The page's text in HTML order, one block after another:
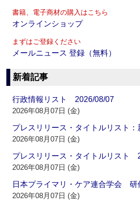
書籍、電子商材の購入はこちら
オンラインショップ
まずはご登録ください
メールニュース 登録（無料）
新着記事
行政情報リスト 2026/08/07
2026年08月07日 (金)
プレスリリース・タイトルリスト
2026年08月07日 (金)
プレスリリース・タイトルリスト
2026年08月07日 (金)
日本プライマリ・ケア連合学会
2026年08月07日 (金)